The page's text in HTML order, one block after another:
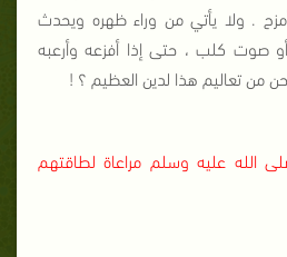
. ولا يأتي من وراء ظهره ويحدث
صوت كلب ، حتى إذا أفزعه وأرعبه
من تعاليم هذا لدين العظيم ؟ !
الله عليه وسلم مراعاة لطاقتهم